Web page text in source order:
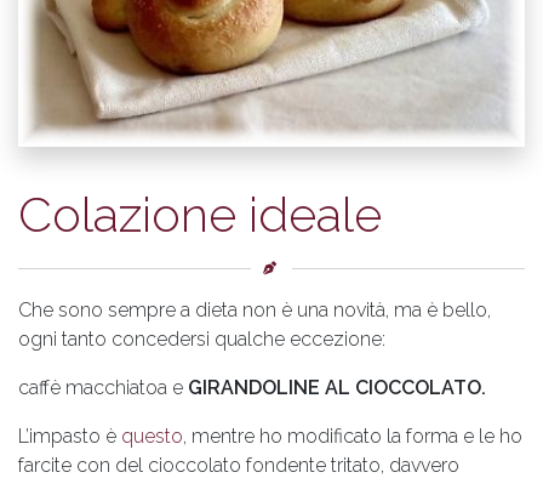
Colazione ideale
Che sono sempre a dieta non è una novità, ma è bello,
ogni tanto concedersi qualche eccezione:
caffè macchiatoa e GIRANDOLINE AL CIOCCOLATO.
L’impasto è questo, mentre ho modificato la forma e le ho
farcite con del cioccolato fondente tritato, davvero